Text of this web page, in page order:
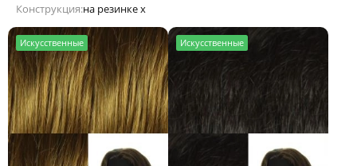
Конструкция:на резинке x
Искусственные Искусственные